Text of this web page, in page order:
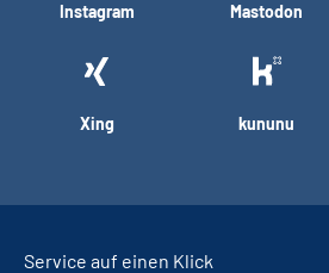
Instagram Mastodon
Xing kununu
Service auf einen Klick